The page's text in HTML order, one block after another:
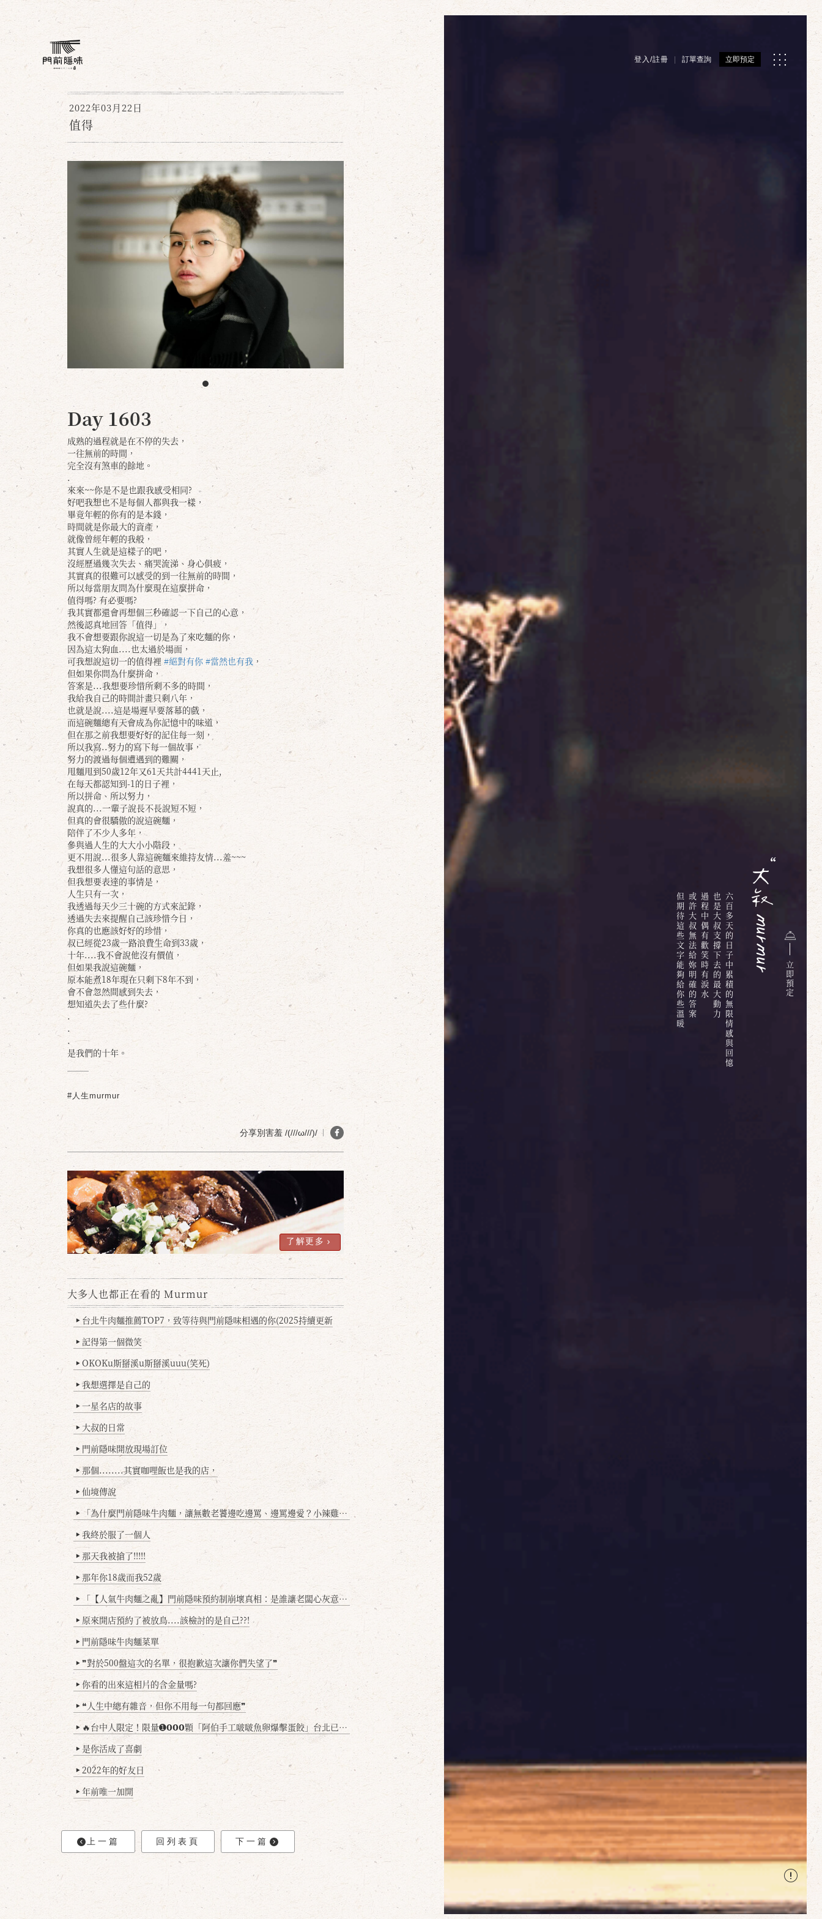
登入/註冊 訂單查詢 立即預定
六百多天的日子中累積的無限情感與回憶
也是大叔支撐下去的最大動力
過程中偶有歡笑時有淚水
或許大叔無法給妳明確的答案
但期待這些文字能夠給你些溫暖
2022年03月22日
值得
Day 1603
成熟的過程就是在不停的失去，
一往無前的時間，
完全沒有煞車的餘地。
.
來來~~你是不是也跟我感受相同?
好吧我想也不是每個人都與我一樣，
畢竟年輕的你有的是本錢，
時間就是你最大的資產，
就像曾經年輕的我般，
其實人生就是這樣子的吧，
沒經歷過幾次失去、痛哭流涕、身心俱疲，
其實真的很難可以感受的到一往無前的時間，
所以每當朋友問為什麼現在這麼拼命，
值得嗎? 有必要嗎?
我其實都還會再想個三秒確認一下自己的心意，
然後認真地回答「值得」，
我不會想要跟你說這一切是為了來吃麵的你，
因為這太狗血....也太過於場面，
可我想說這切一的值得裡 #絕對有你 #當然也有我 ，
但如果你問為什麼拼命，
答案是...我想要珍惜所剩不多的時間，
我給我自己的時間計畫只剩八年，
也就是說....這是場遲早要落幕的戲，
而這碗麵總有天會成為你記憶中的味道，
但在那之前我想要好好的記住每一刻，
所以我寫..努力的寫下每一個故事，
努力的渡過每個遭遇到的難關，
甩麵甩到50歲12年又61天共計4441天止,
在每天都認知到-1的日子裡，
所以拼命、所以努力，
說真的...一輩子說長不長說短不短，
但真的會很驕傲的說這碗麵，
陪伴了不少人多年，
參與過人生的大大小小階段，
更不用說...很多人靠這碗麵來維持友情...羞~~~
我想很多人懂這句話的意思，
但我想要表達的事情是，
人生只有一次，
我透過每天少三十碗的方式來記錄，
透過失去來提醒自己該珍惜今日，
你真的也應該好好的珍惜，
叔已經從23歲一路浪費生命到33歲，
十年....我不會說他沒有價值，
但如果我說這碗麵，
原本能煮18年現在只剩下8年不到，
會不會忽然間感到失去，
想知道失去了些什麼?
.
.
.
是我們的十年。
#人生murmur
分享別害羞 /(///ω///)/
了解更多
大多人也都正在看的 Murmur
▶ 台北牛肉麵推薦TOP7，致等待與門前隱味相遇的你(2025持續更新
▶ 記得第一個微笑
▶ OKOKu斯掰溪u斯掰溪uuu(笑死)
▶ 我想選擇是自己的
▶ 一星名店的故事
▶ 大叔的日常
▶ 門前隱味開放現場訂位
▶ 那個........其實咖哩飯也是我的店，
▶ 仙境傳說
▶ 「為什麼門前隱味牛肉麵，讓無數老饕邊吃邊罵、邊罵邊愛？小辣雞揭密！」
▶ 我終於服了一個人
▶ 那天我被搶了!!!!!
▶ 那年你18歲而我52歲
▶ 「【人氣牛肉麵之亂】門前隱味預約制崩壞真相：是誰讓老闆心灰意冷？」
▶ 原來開店預約了被放鳥....該檢討的是自己??!
▶ 門前隱味牛肉麵菜單
▶ ❞對於500盤這次的名單，很抱歉這次讓你們失望了❞
▶ 你看的出來這相片的含金量嗎?
▶ ❝人生中總有雜音，但你不用每一句都回應❞
▶ 🔥台中人限定！限量➊𝟬𝟬𝟬顆「阿伯手工啵啵魚卵爆擊蛋餃」台北已被搶爆2萬顆，最後名額門前隱味只留給你！🥟💥
▶ 是你活成了喜劇
▶ 2022年的好友日
▶ 年前唯一加開
回列表頁
上一篇 下一篇
立
即
預
定